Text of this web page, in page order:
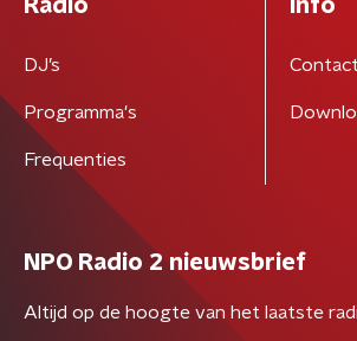
Radio
DJ’s
Programma's
Frequenties
Info
Contact
NPO Radio 2 nieuwsbrief
Altijd op de hoogte van het laatste